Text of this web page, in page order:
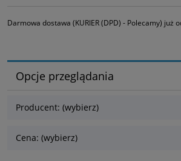
Darmowa dostawa (KURIER (DPD) - Polecamy) już
Opcje przeglądania
Producent: (wybierz)
Cena: (wybierz)